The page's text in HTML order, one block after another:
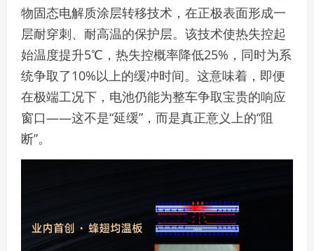
物固态电解质涂层转移技术，在正极表面形成一
层耐穿刺、耐高温的保护层。该技术使热失控起
始温度提升5℃，热失控概率降低25%，同时为系
统争取了10%以上的缓冲时间。这意味着，即便
在极端工况下，电池仍能为整车争取宝贵的响应
窗口——这不是“延缓”，而是真正意义上的“阻
断”。